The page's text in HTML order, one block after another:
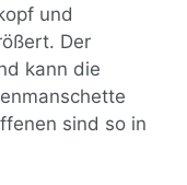
und
Der
kann die
sind so in